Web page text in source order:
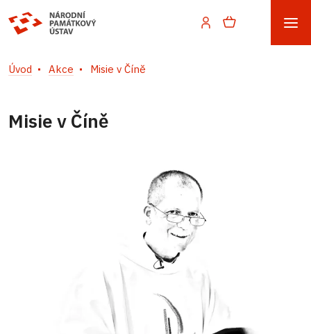
Úvod Akce Misie v Číně
Misie v Číně